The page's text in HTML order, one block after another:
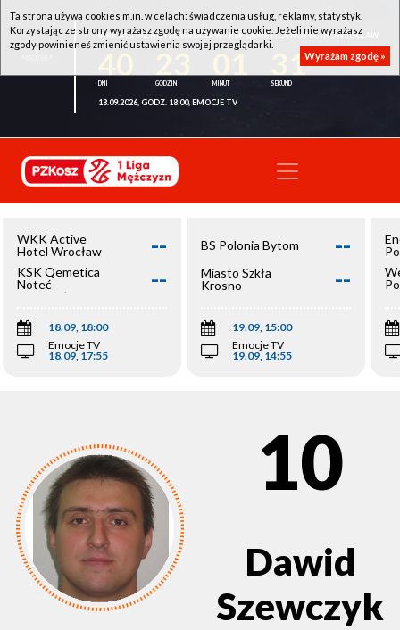
WKK ACTIVE HOTEL WROCŁAW - KSK QEMETICA NOTEĆ INOWROCŁAW
31
18.09.2026, GODZ. 18:00, EMOCJE TV
WKK Active
Hotel Wrocław
--
KSK Qemetica
Noteć
Inowrocław
--
18.09, 18:00
Emocje TV
18.09, 17:55
BS Polonia Bytom --
Miasto Szkła
Krosno
--
19.09, 15:00
Emocje TV
19.09, 14:55
10
Dawid
Szewczyk
Ta strona używa cookies m.in. w celach: świadczenia usług, reklamy, statystyk.
Korzystając ze strony wyrażasz zgodę na używanie cookie. Jeżeli nie wyrażasz
zgody powinieneś zmienić ustawienia swojej przeglądarki.
Wyrażam zgodę »